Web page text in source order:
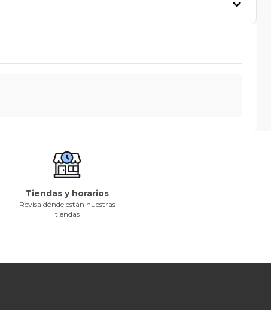
Tiendas y horarios
Revisa dónde están nuestras
tiendas